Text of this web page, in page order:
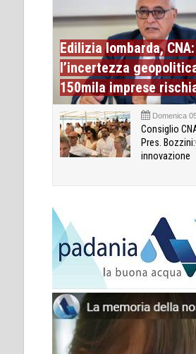
Edilizia lombarda,
l’incertezza
150mila imprese
Domenica
Consiglio
Pres.
innovazione